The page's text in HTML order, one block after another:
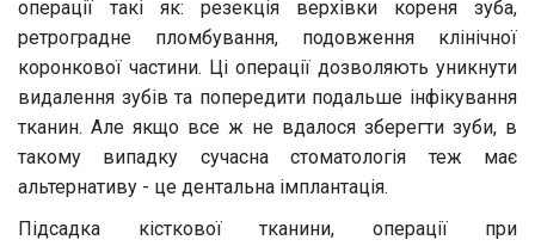
операції такі як: резекція верхівки кореня зуба,
ретроградне пломбування, подовження клінічної
коронкової частини. Ці операції дозволяють уникнути
видалення зубів та попередити подальше інфікування
тканин. Але якщо все ж не вдалося зберегти зуби, в
такому випадку сучасна стоматологія теж має
альтернативу - це дентальна імплантація.
Підсадка кісткової тканини, операції при